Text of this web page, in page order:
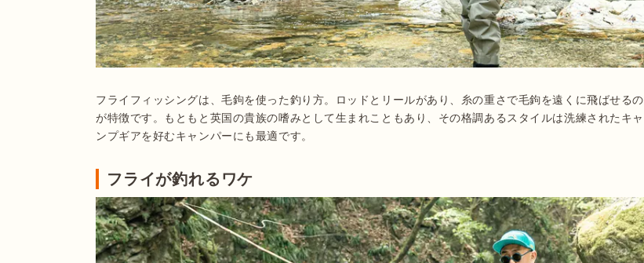
フライフィッシングは、毛鉤を使った釣り方。ロッドとリールがあり、糸の重さで毛鉤を遠くに飛ばせるの
が特徴です。もともと英国の貴族の嗜みとして生まれこともあり、その格調あるスタイルは洗練されたキャ
ンプギアを好むキャンパーにも最適です。
フライが釣れるワケ